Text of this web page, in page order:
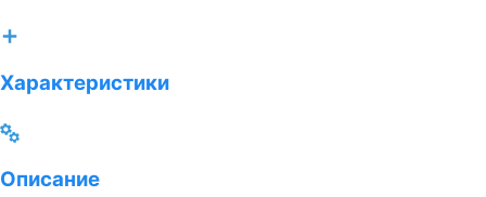
Характеристики
Описание